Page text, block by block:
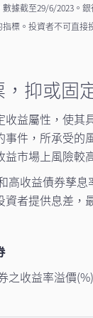
據截至29/6/2023。
標。投資者不可直接
抑或固
益屬性，使
件，所承受
市場上風險較
高收益債券孳
者提供息差，
之收益率溢價(%)